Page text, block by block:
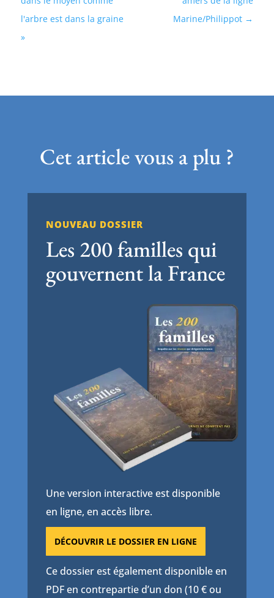
Marine/Philippot
l'arbre est dans la graine
»
Cet article vous a plu ?
NOUVEAU DOSSIER
Les 200 familles qui
gouvernent la France
Une version interactive est disponible
en ligne, en accès libre.
DÉCOUVRIR LE DOSSIER EN LIGNE
Ce dossier est également disponible en
PDF en contrepartie d’un don (10 € ou